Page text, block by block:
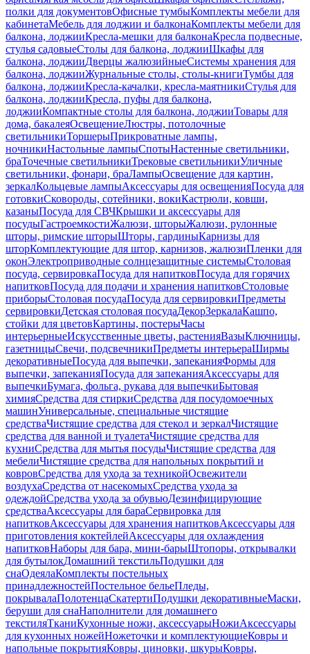
полки для документовОфисные тумбыКомплекты мебели для
кабинетаМебель для лоджии и балконаКомплекты мебели для
балкона, лоджииКресла-мешки для балконаКресла подвесные,
стулья садовыеСтолы для балкона, лоджииШкафы для
балкона, лоджииДверцы жалюзийныеСистемы хранения для
балкона, лоджииЖурнальные столы, столы-книгиТумбы для
балкона, лоджииКресла-качалки, кресла-маятникиСтулья для
балкона, лоджииКресла, пуфы для балкона,
лоджииКомпактные столы для балкона, лоджииТовары для
дома, бакалеяОсвещениеЛюстры, потолочные
светильникиТоршерыПрикроватные лампы,
ночникиНастольные лампыСпотыНастенные светильники,
браТочечные светильникиТрековые светильникиУличные
светильники, фонари, браЛампыОсвещение для картин,
зеркалКольцевые лампыАксессуары для освещенияПосуда для
готовкиСковороды, сотейники, вокиКастрюли, ковши,
казаныПосуда для СВЧКрышки и аксессуары для
посудыГастроемкостиЖалюзи, шторыЖалюзи, рулонные
шторы, римские шторыШторы, гардиныКарнизы для
шторКомплектующие для штор, карнизов, жалюзиПленки для
оконЭлектроприводные солнцезащитные системыСтоловая
посуда, сервировкаПосуда для напитковПосуда для горячих
напитковПосуда для подачи и хранения напитковСтоловые
приборыСтоловая посудаПосуда для сервировкиПредметы
сервировкиДетская столовая посудаДекорЗеркалаКашпо,
стойки для цветовКартины, постерыЧасы
интерьерныеИскусственные цветы, растенияВазыКлючницы,
газетницыСвечи, подсвечникиПредметы интерьераШирмы
декоративныеПосуда для выпечки, запеканияФормы для
выпечки, запеканияПосуда для запеканияАксессуары для
выпечкиБумага, фольга, рукава для выпечкиБытовая
химияСредства для стиркиСредства для посудомоечных
машинУниверсальные, специальные чистящие
средстваЧистящие средства для стекол и зеркалЧистящие
средства для ванной и туалетаЧистящие средства для
кухниСредства для мытья посудыЧистящие средства для
мебелиЧистящие средства для напольных покрытий и
ковровСредства для ухода за техникойОсвежители
воздухаСредства от насекомыхСредства ухода за
одеждойСредства ухода за обувьюДезинфицирующие
средстваАксессуары для бараСервировка для
напитковАксессуары для хранения напитковАксессуары для
приготовления коктейлейАксессуары для охлаждения
напитковНаборы для бара, мини-барыШтопоры, открывалки
для бутылокДомашний текстильПодушки для
снаОдеялаКомплекты постельных
принадлежностейПостельное бельеПледы,
покрывалаПолотенцаСкатертиПодушки декоративныеМаски,
беруши для снаНаполнители для домашнего
текстиляТканиКухонные ножи, аксессуарыНожиАксессуары
для кухонных ножейНожеточки и комплектующиеКовры и
напольные покрытияКовры, циновки, шкурыКовры,